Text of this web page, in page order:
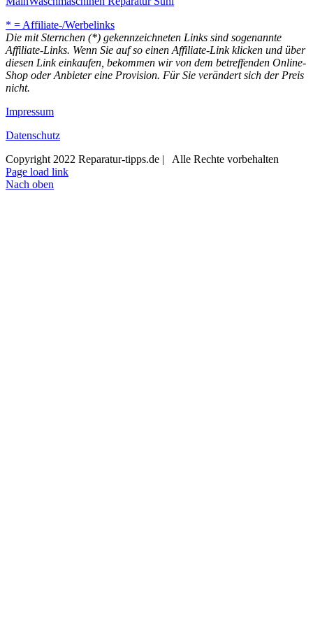
* = Affiliate-/Werbelinks
Die mit Sternchen (*) gekennzeichneten Links sind sogenannte
Affiliate-Links. Wenn Sie auf so einen Affiliate-Link klicken und über
diesen Link einkaufen, bekommen wir von dem betreffenden Online-
Shop oder Anbieter eine Provision. Für Sie verändert sich der Preis
nicht.
Impressum
Datenschutz
Copyright 2022 Reparatur-tipps.de | Alle Rechte vorbehalten
Page load link
Nach oben